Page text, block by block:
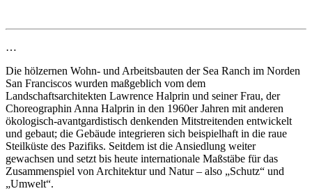
…
Die hölzernen Wohn- und Arbeitsbauten der Sea Ranch im Norden
San Franciscos wurden maßgeblich vom dem
Landschaftsarchitekten Lawrence Halprin und seiner Frau, der
Choreographin Anna Halprin in den 1960er Jahren mit anderen
ökologisch-avantgardistisch denkenden Mitstreitenden entwickelt
und gebaut; die Gebäude integrieren sich beispielhaft in die raue
Steilküste des Pazifiks. Seitdem ist die Ansiedlung weiter
gewachsen und setzt bis heute internationale Maßstäbe für das
Zusammenspiel von Architektur und Natur – also „Schutz“ und
„Umwelt“.